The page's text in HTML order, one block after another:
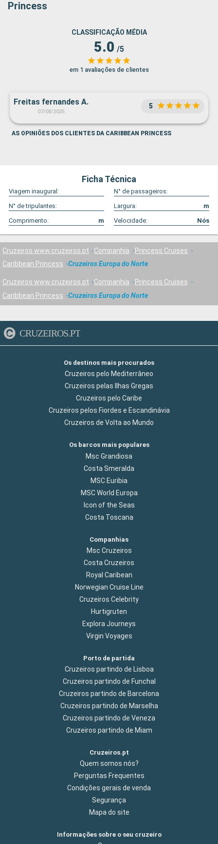
Princess
CLASSIFICAÇÃO MÉDIA
5.0 /5
em 1 avaliações de clientes
Freitas fernandes A.
07/08/2025
5
AS OPINIÕES DOS CLIENTES DA CARIBBEAN PRINCESS
Ficha Técnica
Viagem inaugural:
N° de passageiros:
N° de tripulantes:
Largura:
m
Comprimento:
m Velocidade: Nós
Cruzeiros www.cruzeiros.pt Companhia
Princess Cruises
Caribbean Princess
Cruzeiros Europa do Norte
Cruzeiros www.cruzeiros.pt Companhia
Princess Cruises
Caribbean Princess
Cruzeiros Europa do Norte
CRUZEIROS.PT
Os destinos mais procurados
Cruzeiros pelo Mediterrâneo
Cruzeiros pelas Ilhas Gregas
Cruzeiros pelo Caribe
Cruzeiros pelos Fiordes e Escandinávia
Cruzeiros de Volta ao Mundo
Os barcos mais populares
Msc Grandiosa
Costa Smeralda
MSC Euribia
MSC World Europa
Icon of the Seas
Costa Toscana
Companhias
Msc Cruzeiros
Costa Cruzeiros
Royal Caribean
Norwegian Cruise Line
Cruzeiros Celebrity
Hurtigruten
Explora Journeys
Virgin Voyages
Porto de partida
Cruzeiros partindo de Lisboa
Cruzeiros partindo de Funchal
Cruzeiros partindo de Barcelona
Cruzeiros partindo de Marselha
Cruzeiros partindo de Veneza
Cruzeiros partindo de Miam
Cruzeiros.pt
Quem somos nós?
Perguntas Frequentes
Condições gerais de venda
Segurança
Mapa do site
Informações sobre o seu cruzeiro